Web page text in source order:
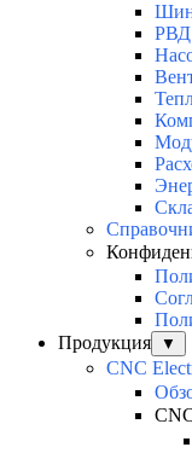
Продукция
▼
CNC